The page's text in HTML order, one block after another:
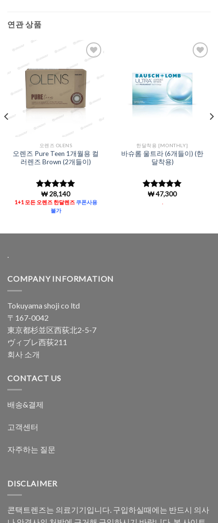
연관 상품
Wishlist
오렌즈 OLENS
오렌즈 Pure Teen 1개월용 컬
러렌즈 Brown (2개들이)
5 중에서
로 평가됨
₩28,140
1+1 모든 오렌즈 한달렌즈쿠폰사용
불가
한달착용 [MONTHLY]
바슈롬 울트라 (6개들이) (한
달착용)
5 중에서
로 평
₩47,300
.
COMPANY INFORMATION
Tokuyama shoji co ltd
〒167-0042
東京都杉並区西荻北2-5-7
ヴィブレ西荻211
회사 소개
CONTACT US
배송&결제
고객센터
자주하는 질문
DISCLAIMER
콘택트렌즈는 의료기기입니다. 구입하실때에는 반드시 의사